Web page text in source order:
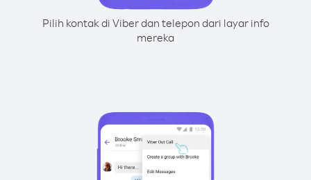
Pilih kontak di Viber dan telepon dari layar info
mereka